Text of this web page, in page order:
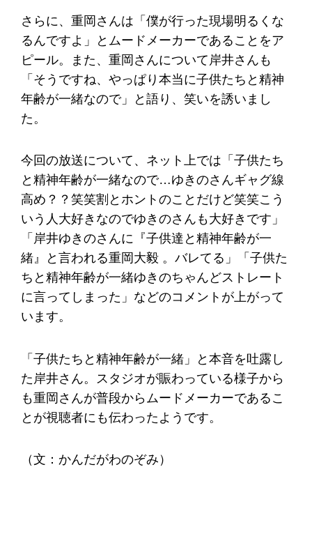
さらに、重岡さんは「僕が行った現場明るくな
るんですよ」とムードメーカーであることをア
ピール。また、重岡さんについて岸井さんも
「そうですね、やっぱり本当に子供たちと精神
年齢が一緒なので」と語り、笑いを誘いまし
た。
今回の放送について、ネット上では「子供たち
と精神年齢が一緒なので…ゆきのさんギャグ線
高め？？笑笑割とホントのことだけど笑笑こう
いう人大好きなのでゆきのさんも大好きです」
「岸井ゆきのさんに『子供達と精神年齢が一
緒』と言われる重岡大毅 。バレてる」「子供た
ちと精神年齢が一緒ゆきのちゃんどストレート
に言ってしまった」などのコメントが上がって
います。
「子供たちと精神年齢が一緒」と本音を吐露し
た岸井さん。スタジオが賑わっている様子から
も重岡さんが普段からムードメーカーであるこ
とが視聴者にも伝わったようです。
（文：かんだがわのぞみ）